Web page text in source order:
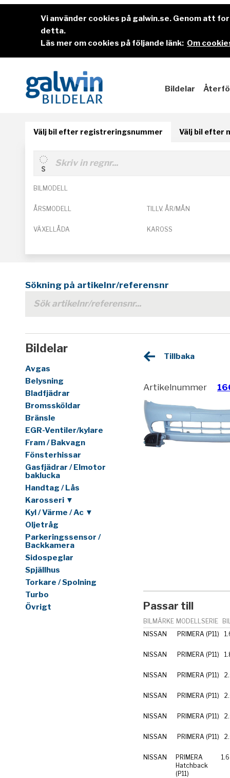
Vi använder cookies på galwin.se. Genom att
detta.
Läs mer om cookies på följande länk: Om
Bildelar
Välj bil efter registreringsnummer Välj bil efter
BILMODELL
ÅRSMODELL TILLV. ÅR/MÅN
VÄXELLÅDA KAROSS
Sökning på artikelnr/referensnr
Bildelar
Avgas
Belysning
Bladfjädrar
Bromssköldar
Bränsle
EGR-Ventiler/kylare
Fram / Bakvagn
Fönsterhissar
Gasfjädrar / Elmotor
baklucka
Handtag / Lås
Karosseri ▼
Kyl / Värme / Ac ▼
Oljetråg
Parkeringssensor /
Backkamera
Sidospeglar
Spjällhus
Torkare / Spolning
Turbo
Övrigt
Tillbaka
Artikelnummer
Passar till
BILMÄRKE MODELLSERIE
NISSAN
PRIMERA (P11)
NISSAN PRIMERA (P11)
NISSAN PRIMERA (P11)
NISSAN PRIMERA (P11)
NISSAN PRIMERA (P11)
NISSAN PRIMERA (P11)
NISSAN
PRIMERA
Hatchback
(P11)